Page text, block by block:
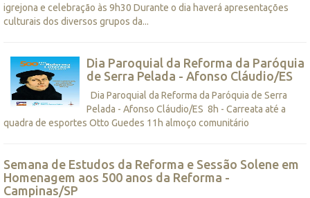
igrejona e celebração às 9h30 Durante o dia haverá apresentações
culturais dos diversos grupos da...
Dia Paroquial da Reforma da Paróquia
de Serra Pelada - Afonso Cláudio/ES
Dia Paroquial da Reforma da Paróquia de Serra
Pelada - Afonso Cláudio/ES 8h - Carreata até a
quadra de esportes Otto Guedes 11h almoço comunitário
Semana de Estudos da Reforma e Sessão Solene em
Homenagem aos 500 anos da Reforma -
Campinas/SP